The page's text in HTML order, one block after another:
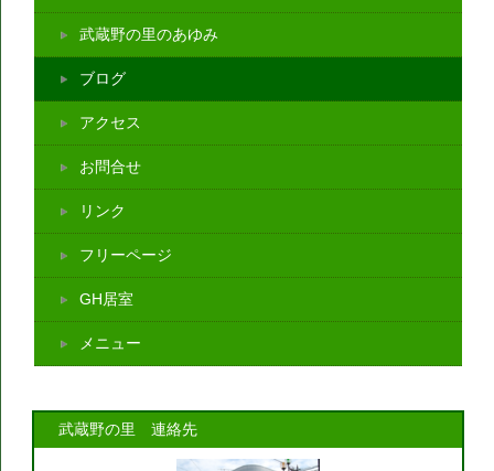
武蔵野の里のあゆみ
ブログ
アクセス
お問合せ
リンク
フリーページ
GH居室
メニュー
武蔵野の里 連絡先